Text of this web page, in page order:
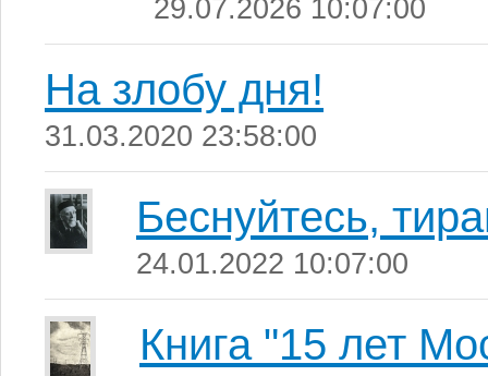
29.07.2026 10:07:00
На злобу дня!
31.03.2020 23:58:00
Беснуйтесь,
24.01.2022 10:07:00
Книга "15 лет